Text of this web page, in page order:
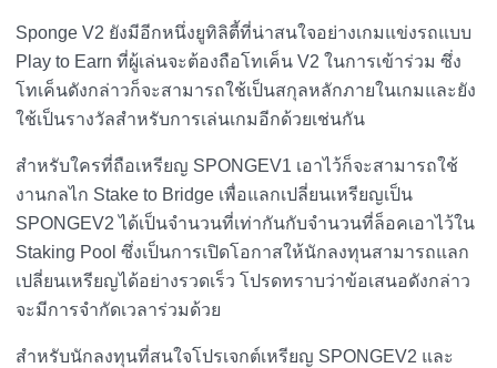
Sponge V2 ยังมีอีกหนึ่งยูทิลิตี้ที่น่าสนใจอย่างเกมแข่งรถแบบ
Play to Earn ที่ผู้เล่นจะต้องถือโทเค็น V2 ในการเข้าร่วม ซึ่ง
โทเค็นดังกล่าวก็จะสามารถใช้เป็นสกุลหลักภายในเกมและยัง
ใช้เป็นรางวัลสำหรับการเล่นเกมอีกด้วยเช่นกัน
สำหรับใครที่ถือเหรียญ SPONGEV1 เอาไว้ก็จะสามารถใช้
งานกลไก Stake to Bridge เพื่อแลกเปลี่ยนเหรียญเป็น
SPONGEV2 ได้เป็นจำนวนที่เท่ากันกับจำนวนที่ล็อคเอาไว้ใน
Staking Pool ซึ่งเป็นการเปิดโอกาสให้นักลงทุนสามารถแลก
เปลี่ยนเหรียญได้อย่างรวดเร็ว โปรดทราบว่าข้อเสนอดังกล่าว
จะมีการจำกัดเวลาร่วมด้วย
สำหรับนักลงทุนที่สนใจโปรเจกต์เหรียญ SPONGEV2 และ